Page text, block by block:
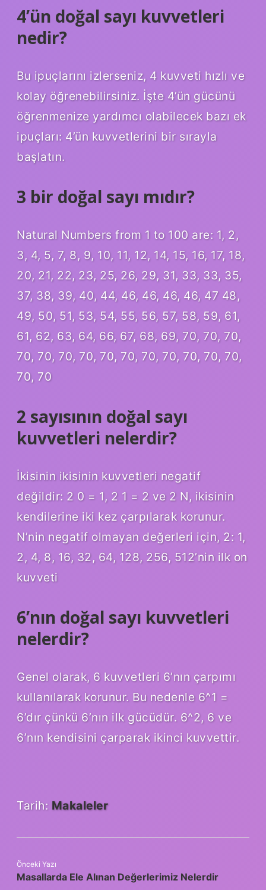
4’ün doğal sayı kuvvetleri
nedir?
Bu ipuçlarını izlerseniz, 4 kuvveti hızlı ve
kolay öğrenebilirsiniz. İşte 4’ün gücünü
öğrenmenize yardımcı olabilecek bazı ek
ipuçları: 4’ün kuvvetlerini bir sırayla
başlatın.
3 bir doğal sayı mıdır?
Natural Numbers from 1 to 100 are: 1, 2,
3, 4, 5, 7, 8, 9, 10, 11, 12, 14, 15, 16, 17, 18,
20, 21, 22, 23, 25, 26, 29, 31, 33, 33, 35,
37, 38, 39, 40, 44, 46, 46, 46, 46, 47 48,
49, 50, 51, 53, 54, 55, 56, 57, 58, 59, 61,
61, 62, 63, 64, 66, 67, 68, 69, 70, 70, 70,
70, 70, 70, 70, 70, 70, 70, 70, 70, 70, 70,
70, 70
2 sayısının doğal sayı
kuvvetleri nelerdir?
İkisinin ikisinin kuvvetleri negatif
değildir: 2 0 = 1, 2 1 = 2 ve 2 N, ikisinin
kendilerine iki kez çarpılarak korunur.
N’nin negatif olmayan değerleri için, 2: 1,
2, 4, 8, 16, 32, 64, 128, 256, 512’nin ilk on
kuvveti
6’nın doğal sayı kuvvetleri
nelerdir?
Genel olarak, 6 kuvvetleri 6’nın çarpımı
kullanılarak korunur. Bu nedenle 6^1 =
6’dır çünkü 6’nın ilk gücüdür. 6^2, 6 ve
6’nın kendisini çarparak ikinci kuvvettir.
Tarih: Makaleler
Önceki Yazı
Masallarda Ele Alınan Değerlerimiz Nelerdir